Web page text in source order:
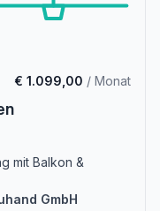
€ 1.099,00 / Monat
mit Balkon &
GmbH